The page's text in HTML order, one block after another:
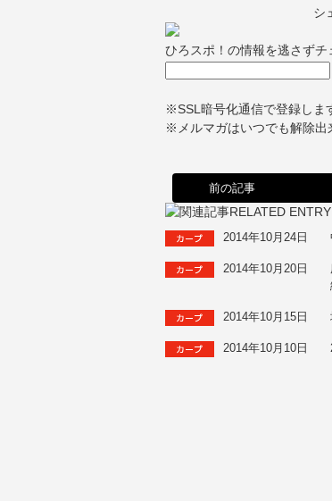
シ
ひろスポ！の情報を逃さずチ
※SSL暗号化通信で登録しま
※メルマガはいつでも解除出
前の記事
2014年10月24日
2014年10月20日
2014年10月15日
2014年10月10日